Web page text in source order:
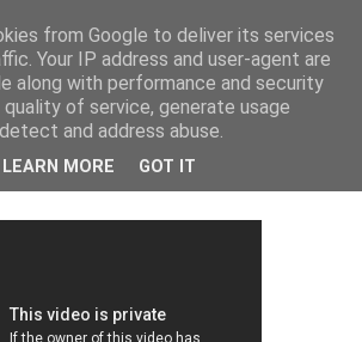
Isa Larsen
den 3. december 2012
december!: VIDEO
from Google to deliver its services
Your IP address and user-agent are
along with performance and security
of service, generate usage
and address abuse.
LEARN MORE GOT IT